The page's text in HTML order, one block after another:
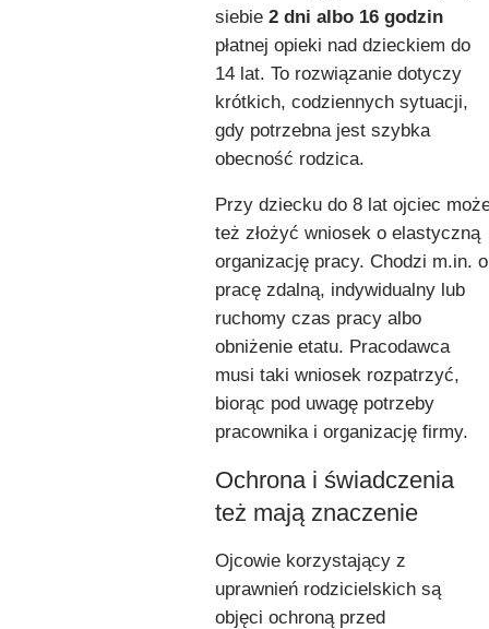
siebie 2 dni albo 16 godzin
płatnej opieki nad dzieckiem do
14 lat. To rozwiązanie dotyczy
krótkich, codziennych sytuacji,
gdy potrzebna jest szybka
obecność rodzica.
Przy dziecku do 8 lat ojciec
też złożyć wniosek o elastyczną
organizację pracy. Chodzi m.in. o
pracę zdalną, indywidualny lub
ruchomy czas pracy albo
obniżenie etatu. Pracodawca
musi taki wniosek rozpatrzyć,
biorąc pod uwagę potrzeby
pracownika i organizację firmy.
Ochrona i świadczenia
też mają znaczenie
Ojcowie korzystający z
uprawnień rodzicielskich są
objęci ochroną przed